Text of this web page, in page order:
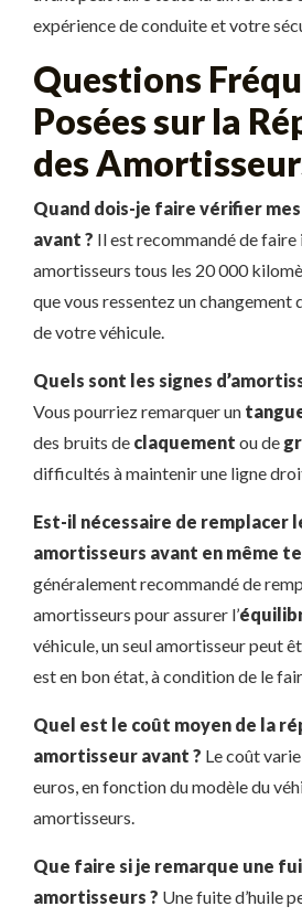
expérience de conduite et votre
Questions
Posées sur la
des
Quand dois-je faire vérifier
avant ? Il est recommandé de faire
amortisseurs tous les 20 000
que vous ressentez un changement
de votre véhicule.
Quels sont les signes
Vous pourriez remarquer un
des bruits de claquement ou de
difficultés à maintenir une ligne
Est-il nécessaire de remplacer
amortisseurs avant en même
généralement recommandé de
amortisseurs pour assurer l’
véhicule, un seul amortisseur peut
est en bon état, à condition de le
Quel est le coût moyen de la
amortisseur avant ? Le coût
euros, en fonction du modèle du
amortisseurs.
Que faire si je remarque une
amortisseurs ? Une fuite d’huile